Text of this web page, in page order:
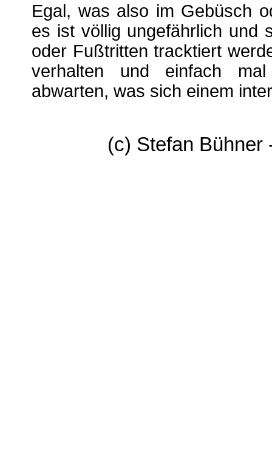
Egal, was also im Gebüsch
es ist völlig ungefährlich und
oder Fußtritten tracktiert
verhalten und einfach
abwarten, was sich einem
(c) Stefan Bühner